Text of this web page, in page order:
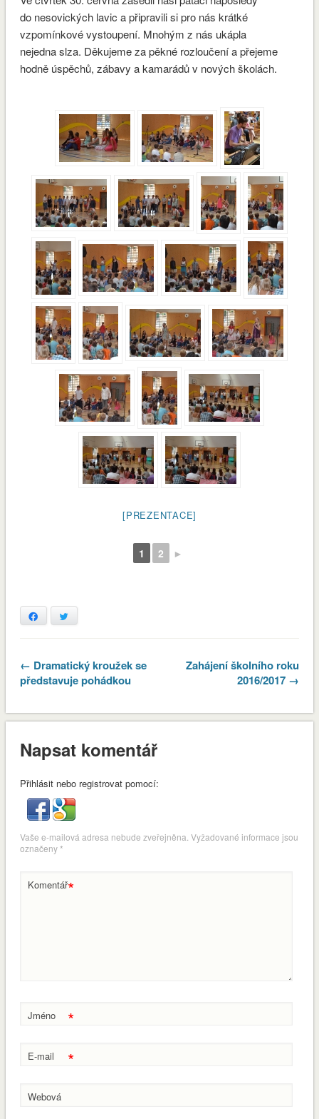
envvyuctovani_osvedceni-1-1 Stáhnout
do nesovických lavic a připravili si pro nás krátké
vzpomínkové vystoupení. Mnohým z nás ukápla
nejedna slza. Děkujeme za pěkné rozloučení a přejeme
hodně úspěchů, zábavy a kamarádů v nových školách.
[PREZENTACE]
1 2 ►
Facebook
← Dramatický kroužek se
představuje pohádkou
Zahájení školního roku
2016/2017 →
Napsat komentář
Přihlásit nebo registrovat pomocí:
Vaše e-mailová adresa nebude zveřejněna. Vyžadované informace jsou
označeny*
Komentář*
Jméno *
E-mail *
Webová